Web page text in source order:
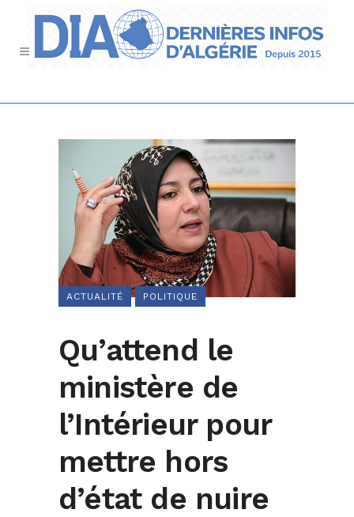
ACTUALITÉ POLITIQUE
Qu’attend le
ministère de
l’Intérieur pour
mettre hors
d’état de nuire